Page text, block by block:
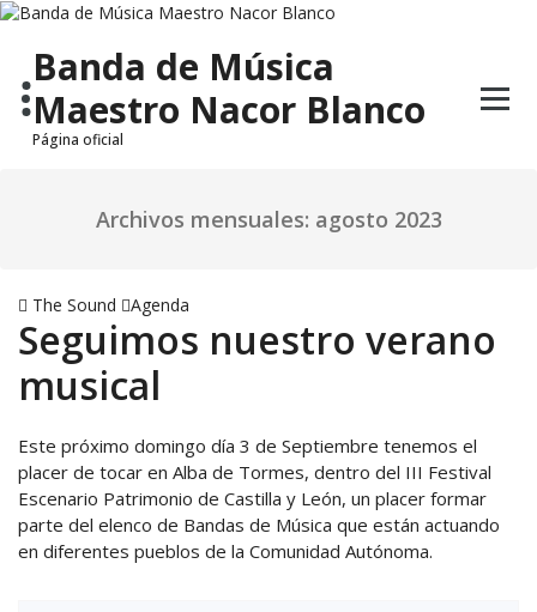
Saltar
contenidoBanda de Música
Maestro Nacor Blanco
Página oficial
Archivos mensuales: agosto 2023
The Sound Agenda
Seguimos nuestro verano
musical
Este próximo domingo día 3 de Septiembre tenemos el
placer de tocar en Alba de Tormes, dentro del III Festival
Escenario Patrimonio de Castilla y León, un placer formar
parte del elenco de Bandas de Música que están actuando
en diferentes pueblos de la Comunidad Autónoma.